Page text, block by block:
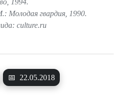
📅 22.05.2018
1994.
Молодая гвардия, 1990.
culture.ru